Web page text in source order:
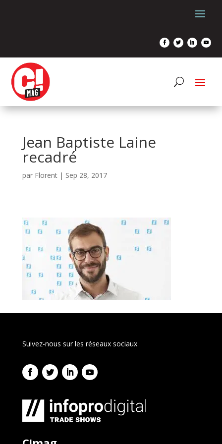
Jean Baptiste Laine
recadré
par Florent| Sep 28, 2017
Suivez-nous sur les réseaux sociaux